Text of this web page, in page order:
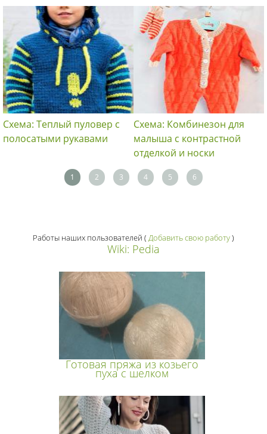
Схема: Теплый пуловер с
полосатыми рукавами
Схема: Комбинезон для
малыша с контрастной
отделкой и носки
1 2 3 4 5 6
Работы наших пользователей ( Добавить свою работу)
Wiki: Pedia
Готовая пряжа из козьего
пуха с шелком